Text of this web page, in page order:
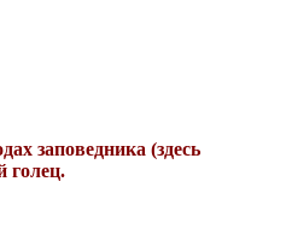
заповедника (здесь
голец.